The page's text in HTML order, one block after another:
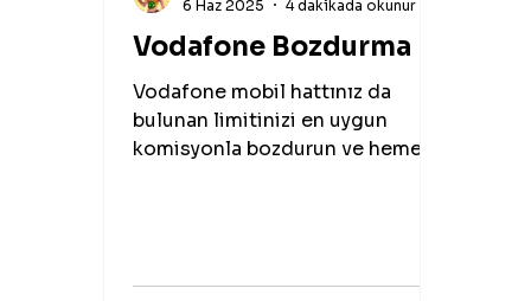
Vodafone Bozdurma
Vodafone mobil hattınız da
bulunan limitinizi en uygun
komisyonla bozdurun ve hemen
6 Haz 2025
4 dakikada okunur